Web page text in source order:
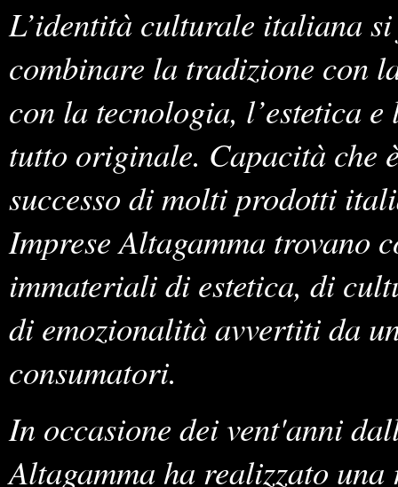
L’identità culturale italiana
combinare la tradizione con
con la tecnologia, l’estetica
tutto originale. Capacità
successo di molti prodotti
Imprese Altagamma trovano
immateriali di estetica, di
di emozionalità avvertiti da
consumatori.
In occasione dei vent'anni
Altagamma ha realizzato